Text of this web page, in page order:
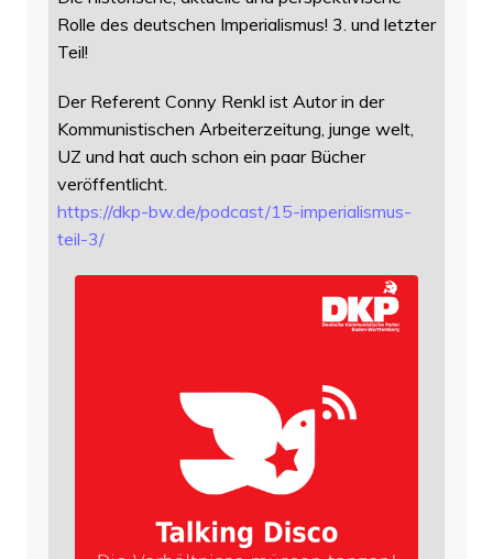
Rolle des deutschen Imperialismus! 3. und letzter
Teil!
Der Referent Conny Renkl ist Autor in der
Kommunistischen Arbeiterzeitung, junge welt,
UZ und hat auch schon ein paar Bücher
veröffentlicht.
https://dkp-bw.de/podcast/15-imperialismus-
teil-3/